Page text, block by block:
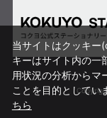
当サイトはクッキー
キーはサイト内の一
用状況の分析からマ
ことを目的としてい
ちら